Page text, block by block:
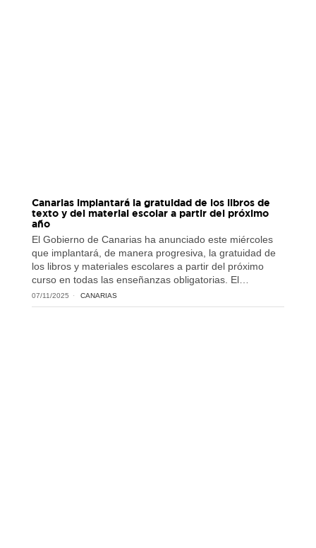
Canarias implantará la gratuidad de los libros de
texto y del material escolar a partir del próximo
año
El Gobierno de Canarias ha anunciado este miércoles
que implantará, de manera progresiva, la gratuidad de
los libros y materiales escolares a partir del próximo
curso en todas las enseñanzas obligatorias. El…
07/11/2025 CANARIAS